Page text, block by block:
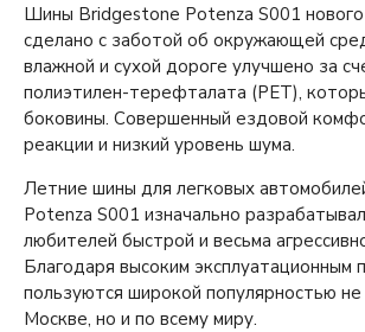
Шины Bridgestone Potenza S001 нового
сделано с заботой об окружающей
влажной и сухой дороге улучшено за
полиэтилен-терефталата (PET),
боковины. Совершенный ездовой
реакции и низкий уровень шума.
Летние шины для легковых
Potenza S001 изначально
любителей быстрой и весьма
Благодаря высоким эксплуатационным
пользуются широкой популярностью
Москве, но и по всему миру.